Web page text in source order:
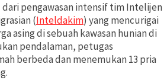
dari pengawasan intensif tim Intelijen
(Inteldakim) yang mencurigai
asing di sebuah kawasan hunian di
pendalaman, petugas
berbeda dan menemukan 13 pria